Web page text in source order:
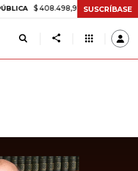
$ 408.498,97 +$ 8.753,81 +2,19%
SUSCRÍBASE